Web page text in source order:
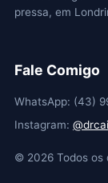
pressa, em
Fale Comigo
WhatsApp: (43)
Instagram:
© 2026 Todos os